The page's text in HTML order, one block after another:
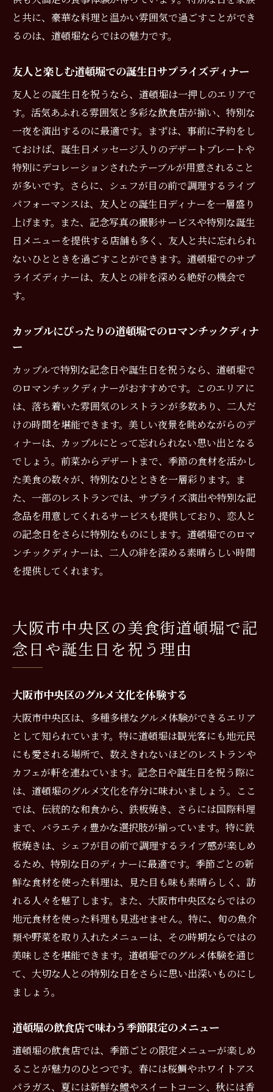
択肢
家族で楽しむ道頓堀での誕生日ディナーの
道頓堀のレストランでの誕生日デザートの
楽しみ方
友人と共有する道頓堀での楽しいディナー
道頓堀での誕生日ディナーにおすすめのプ
レゼント
記念日や誕生日に最高のディナー道頓堀の鉄板
焼き体験
道頓堀の鉄板焼きでの記念日特別メニュー
誕生日ディナーにおすすめの道頓堀の鉄板
焼き体験
道頓堀での鉄板焼きディナーの楽しみ方
記念日や誕生日のための道頓堀の鉄板焼き
道頓堀で忘れられない記念日誕生日ディナー特
別な人と共に
カップルで楽しむ道頓堀のロマンチックデ
ィナー
家族で過ごす道頓堀の思い出に残る夜
友人と共有する道頓堀での特別なディナー
道頓堀の夜景を眺めながらの記念日ディナ
ー
特別な人へのサプライズディナー計画
道頓堀で過ごす特別なひとときの演出方法
と共に、豪華な料理と温かい雰囲気で過ごすことができ
るのは、道頓堀ならではの魅力です。
友人と楽しむ道頓堀での誕生日サプライズディナー
友人との誕生日を祝うなら、道頓堀は一押しのエリアで
す。活気あふれる雰囲気と多彩な飲食店が揃い、特別な
一夜を演出するのに最適です。まずは、事前に予約をし
ておけば、誕生日メッセージ入りのデザートプレートや
特別にデコレーションされたテーブルが用意されること
が多いです。さらに、シェフが目の前で調理するライブ
パフォーマンスは、友人との誕生日ディナーを一層盛り
上げます。また、記念写真の撮影サービスや特別な誕生
日メニューを提供する店舗も多く、友人と共に忘れられ
ないひとときを過ごすことができます。道頓堀でのサプ
ライズディナーは、友人との絆を深める絶好の機会で
す。
カップルにぴったりの道頓堀でのロマンチックディナ
ー
カップルで特別な記念日や誕生日を祝うなら、道頓堀で
のロマンチックディナーがおすすめです。このエリアに
は、落ち着いた雰囲気のレストランが多数あり、二人だ
けの時間を堪能できます。美しい夜景を眺めながらのデ
ィナーは、カップルにとって忘れられない思い出となる
でしょう。前菜からデザートまで、季節の食材を活かし
た美食の数々が、特別なひとときを一層彩ります。ま
た、一部のレストランでは、サプライズ演出や特別な記
念品を用意してくれるサービスも提供しており、恋人と
の記念日をさらに特別なものにします。道頓堀でのロマ
ンチックディナーは、二人の絆を深める素晴らしい時間
を提供してくれます。
大阪市中央区の美食街道頓堀で記
念日や誕生日を祝う理由
大阪市中央区のグルメ文化を体験する
大阪市中央区は、多種多様なグルメ体験ができるエリア
として知られています。特に道頓堀は観光客にも地元民
にも愛される場所で、数えきれないほどのレストランや
カフェが軒を連ねています。記念日や誕生日を祝う際に
は、道頓堀のグルメ文化を存分に味わいましょう。ここ
では、伝統的な和食から、鉄板焼き、さらには国際料理
まで、バラエティ豊かな選択肢が揃っています。特に鉄
板焼きは、シェフが目の前で調理するライブ感が楽しめ
るため、特別な日のディナーに最適です。季節ごとの新
鮮な食材を使った料理は、見た目も味も素晴らしく、訪
れる人々を魅了します。また、大阪市中央区ならではの
地元食材を使った料理も見逃せません。特に、旬の魚介
類や野菜を取り入れたメニューは、その時期ならではの
美味しさを堪能できます。道頓堀でのグルメ体験を通じ
て、大切な人との特別な日をさらに思い出深いものにし
ましょう。
道頓堀の飲食店で味わう季節限定のメニュー
道頓堀の飲食店では、季節ごとの限定メニューが楽しめ
ることが魅力のひとつです。春には桜鯛やホワイトアス
パラガス、夏には新鮮な鱧やスイートコーン、秋には香